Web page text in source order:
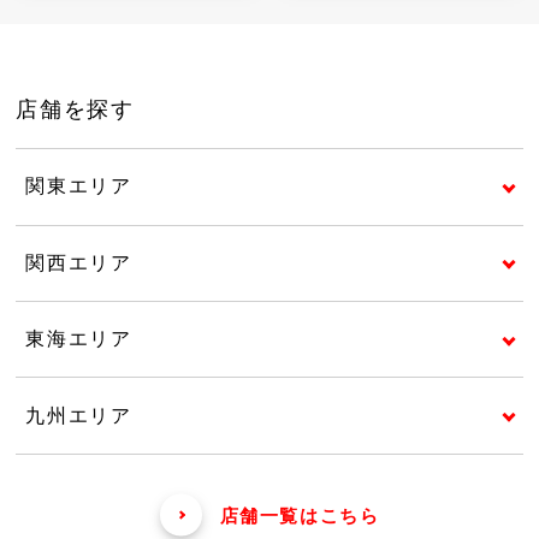
店舗を探す
関東エリア
関西エリア
東海エリア
九州エリア
店舗一覧はこちら